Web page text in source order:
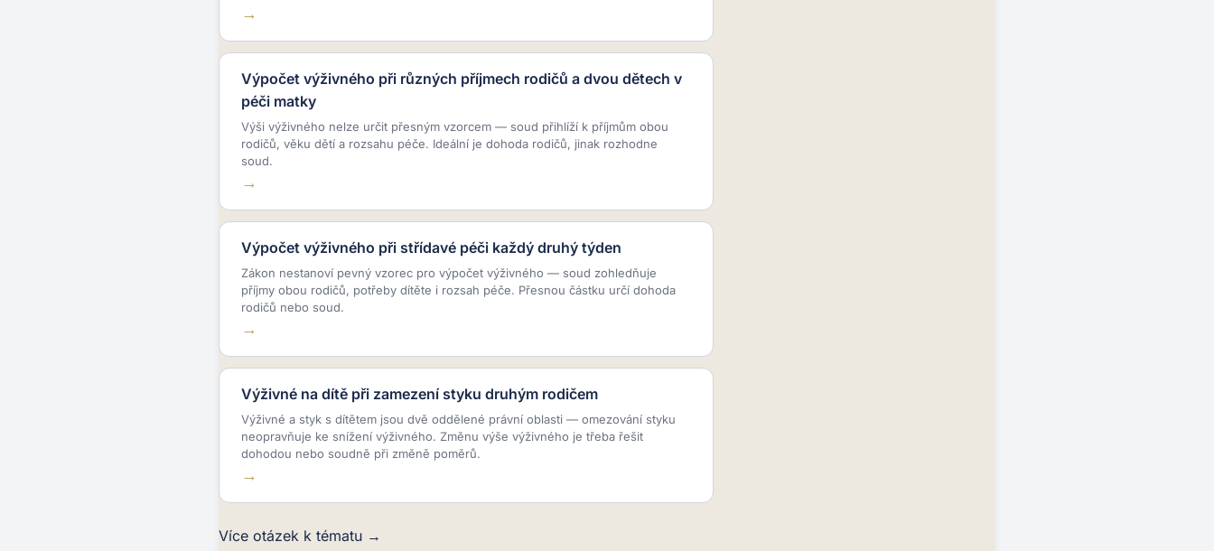
Výpočet výživného při různých příjmech rodičů a dvou dětech v
péči matky
Výši výživného nelze určit přesným vzorcem — soud přihlíží k příjmům obou
rodičů, věku dětí a rozsahu péče. Ideální je dohoda rodičů, jinak rozhodne
soud.
Výpočet výživného při střídavé péči každý druhý týden
Zákon nestanoví pevný vzorec pro výpočet výživného — soud zohledňuje
příjmy obou rodičů, potřeby dítěte i rozsah péče. Přesnou částku určí dohoda
rodičů nebo soud.
Výživné na dítě při zamezení styku druhým rodičem
Výživné a styk s dítětem jsou dvě oddělené právní oblasti — omezování styku
neopravňuje ke snížení výživného. Změnu výše výživného je třeba řešit
dohodou nebo soudně při změně poměrů.
Více otázek k tématu →